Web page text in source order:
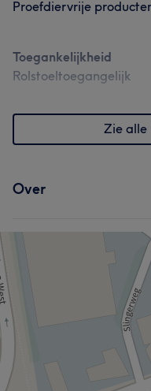
Proefdiervrije
Toegankelijkheid
Rolstoeltoegangelijk
Zie alle
Over